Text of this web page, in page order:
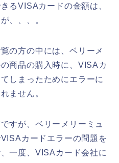
るVISAカードの金額は、
、、、。
の方の中には、ベリーメ
商品の購入時に、VISAカ
しまったためにエラーに
ません。
すが、ベリーメリーミュ
カードエラーの問題を
一度、VISAカード会社に